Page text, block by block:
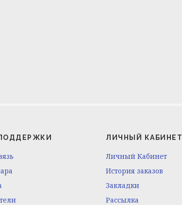
ЛИЧНЫЙ КАБИНЕТ
Личный Кабинет
История заказов
Закладки
Рассылка